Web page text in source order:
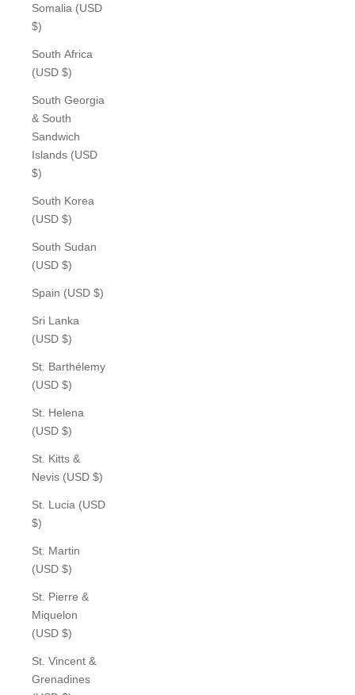
Somalia (USD
$)
South Africa
(USD $)
South Georgia
& South
Sandwich
Islands (USD
$)
South Korea
(USD $)
South Sudan
(USD $)
Spain (USD $)
Sri Lanka
(USD $)
St. Barthélemy
(USD $)
St. Helena
(USD $)
St. Kitts &
Nevis (USD $)
St. Lucia (USD
$)
St. Martin
(USD $)
St. Pierre &
Miquelon
(USD $)
St. Vincent &
Grenadines